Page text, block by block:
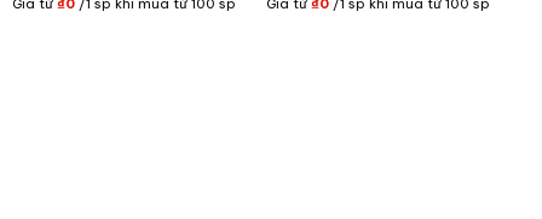
Giá từ ₫0/1 sp khi mua từ 100 sp Giá từ₫0 /1 sp khi mua từ 100 sp